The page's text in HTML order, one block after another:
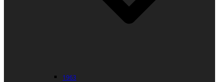
1963